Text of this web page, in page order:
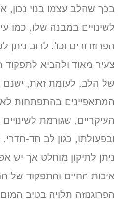
בכך שהלב עצמו בנוי נכון,
לשינויים במבנה שלו, כמו
הפרוזדורים וכו’. לרוב
צעיר מאוד ולהביא לתפקוד
של הלב. לעומת זאת, ישנם
המתאפיינים בהתפתחות
העיקריים, שגורמת
ובפעולתו, כגון לב חד-
ניתן לתיקון מוחלט אך יש
איכות החיים והתפקוד של
הפרוגנוזה תלויה בטיב